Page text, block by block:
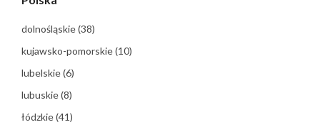
dolnośląskie(38)
kujawsko-pomorskie(10)
lubelskie(6)
lubuskie(8)
łódzkie(41)